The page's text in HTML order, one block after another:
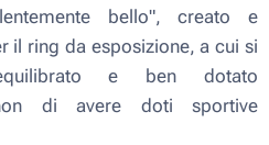
bello", creato e
il ring da esposizione, a cui si
e ben dotato
di avere doti sportive